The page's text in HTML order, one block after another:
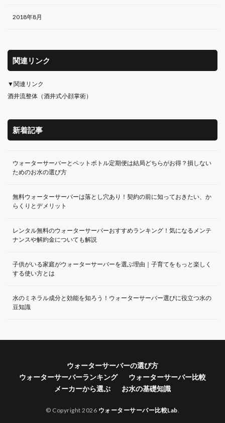
2018年8月
関連リンク
▼関連リンク
酒井流整体（酒井式小顔掌術）
新着記事
ウォーターサーバーとペットボトル定期便は結局どちらがお得？損しない
ためのお水の選び方
無料ウォーターサーバーは落とし穴あり！契約の前に知っておきたい、か
らくりとデメリット
レンタル無料のウォーターサーバーおすすめランキング！気になるメンテ
ナンスや解約金についても解説
子供がいる家庭がウォーターサーバーを選ぶ理由｜子育てをもっと楽しく
する使い方とは
水のミネラル成分と効能を知ろう！ウォーターサーバー選びに役立つ水の
豆知識
ウォーターサーバーの選び方
ウォーターサーバーランキング
ウォーターサーバー比較
メーカーから選ぶ
お水の基礎知識
© Copyright 2026 ウォーターサーバー比較Lab